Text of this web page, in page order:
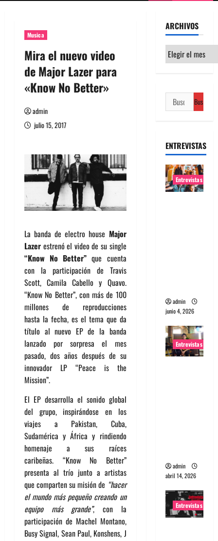
Musica
Mira el nuevo video
de Major Lazer para
«Know No Better»
admin
julio 15, 2017
La banda de electro house Major
Lazer estrenó el video de su single
“Know No Better” que cuenta
con la participación de Travis
Scott, Camila Cabello y Quavo.
“Know No Better”, con más de 100
millones de reproducciones
hasta la fecha, es el tema que da
título al nuevo EP de la banda
lanzado por sorpresa el mes
pasado, dos años después de su
innovador LP “Peace is the
Mission”.
El EP desarrolla el sonido global
del grupo, inspirándose en los
viajes a Pakistan, Cuba,
Sudamérica y África y rindiendo
homenaje a sus raíces
caribeñas. “Know No Better”
presenta al trío junto a artistas
que comparten su misión de “hacer
el mundo más pequeño creando un
equipo más grande”, con la
participación de Machel Montano,
Busy Signal, Sean Paul, Konshens, J
ARCHIVOS
Archivos
Buscar:
ENTREVISTAS
Entrevistas
admin
junio 4, 2026
Entrevistas
admin
abril 14, 2026
Entrevistas